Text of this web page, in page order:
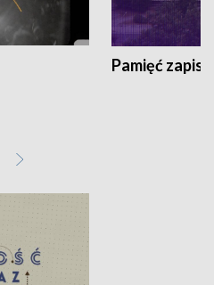
Pamięć